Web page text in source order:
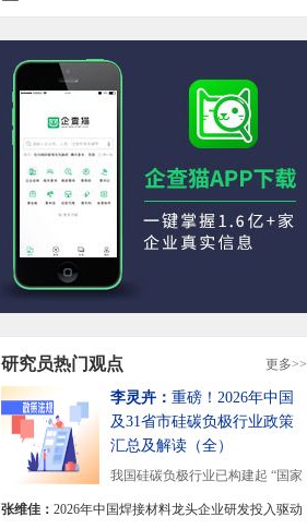
更多>>
研究员热门观点
李灵卉： 重磅！2026年中国
及31省市硅碳负极行业政策
汇总及解读（全）
我国硅碳负极行业已构建起 “国家
顶层战略引领+地方...[详细]
张维佳： 2026年中国焊接材料龙头企业研发投入驱动